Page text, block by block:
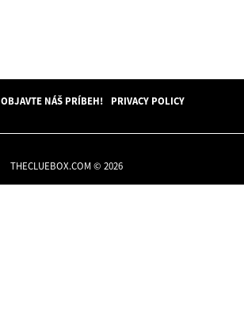
OBJAVTE NÁŠ PRÍBEH! PRIVACY POLICY
THECLUEBOX.COM © 2026